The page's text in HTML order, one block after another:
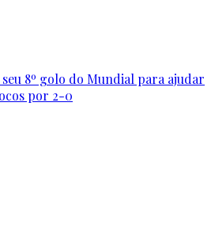
8º golo do Mundial para ajudar
por 2-0